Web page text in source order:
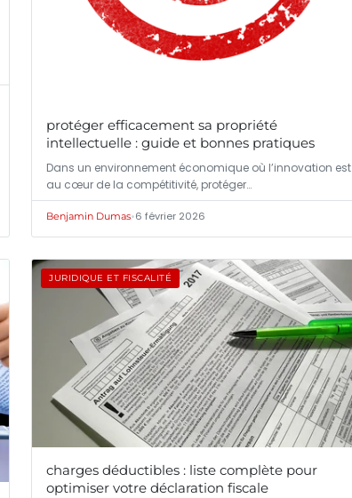
protéger efficacement sa propriété
intellectuelle : guide et bonnes pratiques
Dans un environnement économique où l’innovation est
au cœur de la compétitivité, protéger…
Benjamin Dumas•6 février 2026
JURIDIQUE ET FISCALITÉ
charges déductibles : liste complète pour
optimiser votre déclaration fiscale